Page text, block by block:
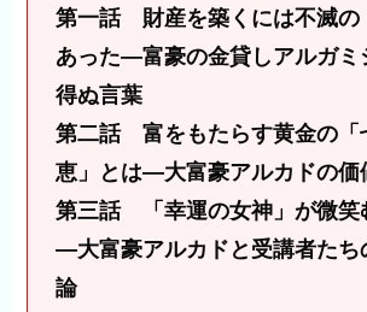
第一話 財産を築くには不滅の
あった―富豪の金貸しアルガミ
得ぬ言葉
第二話 富をもたらす黄金の「
恵」とは―大富豪アルカドの価
第三話 「幸運の女神」が微笑
―大富豪アルカドと受講者たち
論